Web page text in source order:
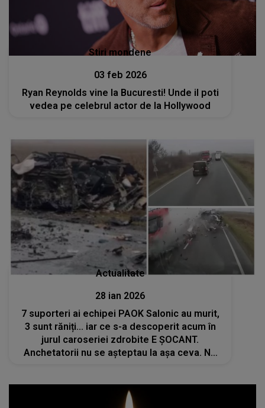
Stiri mondene
03 feb 2026
Ryan Reynolds vine la Bucuresti! Unde il poti
vedea pe celebrul actor de la Hollywood
Actualitate
28 ian 2026
7 suporteri ai echipei PAOK Salonic au murit,
3 sunt răniți... iar ce s-a descoperit acum în
jurul caroseriei zdrobite E ȘOCANT.
Anchetatorii nu se așteptau la așa ceva. NU